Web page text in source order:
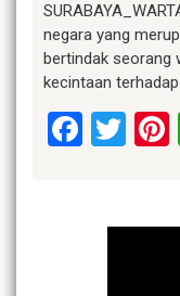
negara yang
bertindak seorang
kecintaan